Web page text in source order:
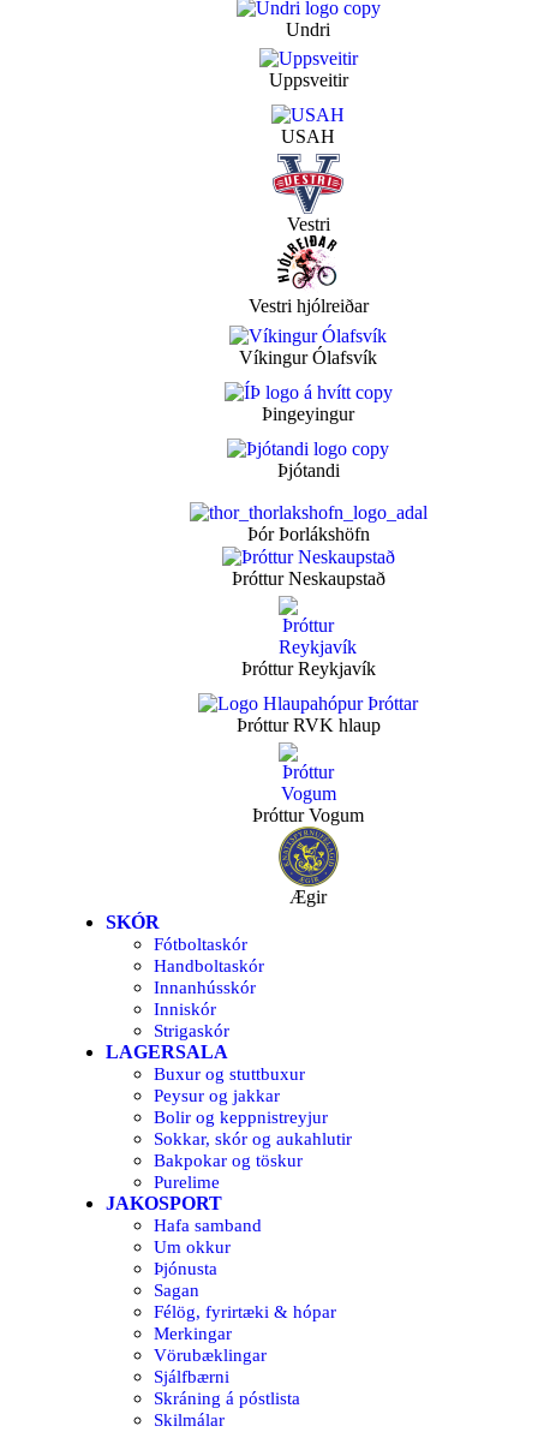
Undri
Uppsveitir
USAH
Vestri
Vestri hjólreiðar
Víkingur Ólafsvík
Þingeyingur
Þjótandi
Þór Þorlákshöfn
Þróttur Neskaupstað
Þróttur Reykjavík
Þróttur RVK hlaup
Þróttur Vogum
Ægir
SKÓR
Fótboltaskór
Handboltaskór
Innanhússkór
Inniskór
Strigaskór
LAGERSALA
Buxur og stuttbuxur
Peysur og jakkar
Bolir og keppnistreyjur
Sokkar, skór og aukahlutir
Bakpokar og töskur
Purelime
JAKOSPORT
Hafa samband
Um okkur
Þjónusta
Sagan
Félög, fyrirtæki & hópar
Merkingar
Vörubæklingar
Sjálfbærni
Skráning á póstlista
Skilmálar